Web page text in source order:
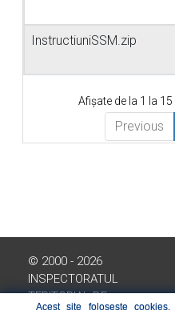
InstructiuniSSM.zip
Afișate de la 1 la
Previous
© 2000 - 2026
INSPECTORATUL
TERITORIAL DE
Acest site folosește